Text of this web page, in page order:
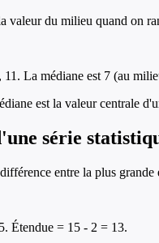
valeur du milieu quand on
11. La médiane est 7 (au
est la valeur centrale
série
entre la plus
Étendue = 15 - 2 = 13.